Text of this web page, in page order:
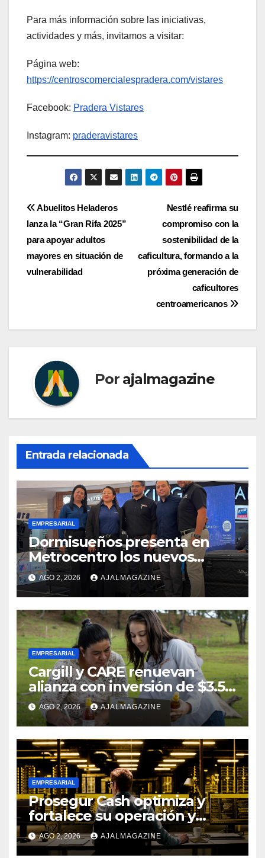
Para más información sobre las iniciativas,
actividades y más, invitamos a visitar:
Página web:
https://centroscomercialespradera.com/vistares
Facebook: Pradera Vistares
Instagram: praderavistares
Navegación
de
entradas
Nestlé reafirma su
compromiso con la
sostenibilidad de la
caficultura, formando a la
próxima generación de
caficultores
centroamericanos
Abuelitos Heladeros
lanza la “Gran Rifa 2025”
para apoyar adultos
mayores en situación de
vulnerabilidad
Por ajalmagazine
Entrada relacionada
EMPRESARIAL
Dormisueños presenta en
Metrocentro los nuevos
modelos Muna Care de
Comfort Life: Innovación y
calidad en descanso
AGO 2, 2026 AJALMAGAZINE
EMPRESARIAL
Cargill y CARE renuevan
alianza con inversión de $3.5
millones para el desarrollo de
mujeres rurales en
Centroamérica
AGO 2, 2026 AJALMAGAZINE
EMPRESARIAL
Prosegur Cash optimiza y
fortalece su operación y
procesos con la ayuda de IA y
Big Data
AGO 2, 2026 AJALMAGAZINE